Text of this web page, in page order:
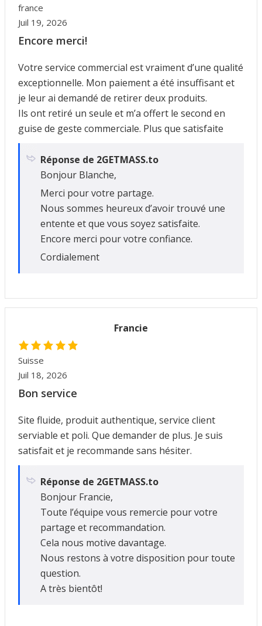
france
Juil 19, 2026
Encore merci!
Votre service commercial est vraiment d’une qualité
exceptionnelle. Mon paiement a été insuffisant et
je leur ai demandé de retirer deux produits.
Ils ont retiré un seule et m’a offert le second en
guise de geste commerciale. Plus que satisfaite
Réponse de 2GETMASS.to
Bonjour Blanche,
Merci pour votre partage.
Nous sommes heureux d’avoir trouvé une
entente et que vous soyez satisfaite.
Encore merci pour votre confiance.
Cordialement
Francie
Suisse
Juil 18, 2026
Bon service
Site fluide, produit authentique, service client
serviable et poli. Que demander de plus. Je suis
satisfait et je recommande sans hésiter.
Réponse de 2GETMASS.to
Bonjour Francie,
Toute l’équipe vous remercie pour votre
partage et recommandation.
Cela nous motive davantage.
Nous restons à votre disposition pour toute
question.
A très bientôt!